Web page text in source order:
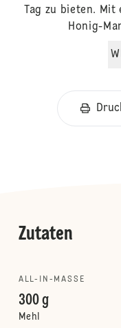
Tag zu bieten.
Honig-
Zutaten
ALL-IN-MASSE
300 g
Mehl